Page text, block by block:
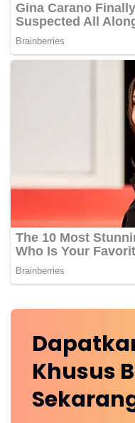
Khusus